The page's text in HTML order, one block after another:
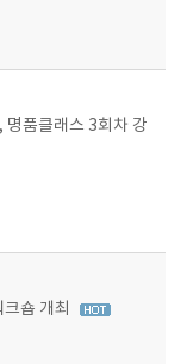
품클래스 3회차 강
숍 개최